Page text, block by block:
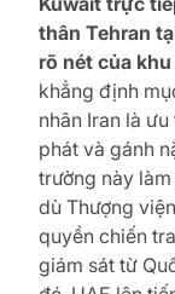
thân Tehran
rõ nét của
khẳng định
nhân Iran là
phát và gánh
trường này
dù Thượng
quyền chiến
giám sát từ